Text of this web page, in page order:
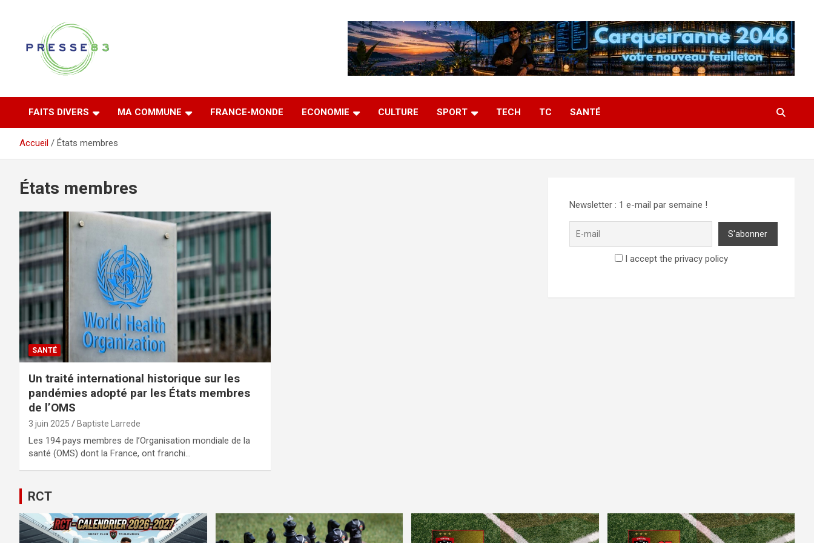
Presse 83
FAITS DIVERS MA COMMUNE FRANCE-MONDE ECONOMIE CULTURE SPORT TECH TC SANTÉ
Accueil États membres
États membres
SANTÉ
Un traité international historique sur les
pandémies adopté par les États membres
de l’OMS
3 juin 2025 Baptiste Larrede
Les 194 pays membres de l’Organisation mondiale de la
santé (OMS) dont la France, ont franchi…
Newsletter : 1 e-mail par semaine !
I accept the privacy policy
RCT